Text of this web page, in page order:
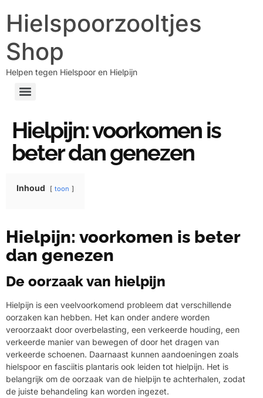
Hielspoorzooltjes
Shop
Helpen tegen Hielspoor en Hielpijn
Hielpijn: voorkomen is
beter dan genezen
Inhoud toon
Hielpijn: voorkomen is beter
dan genezen
De oorzaak van hielpijn
Hielpijn is een veelvoorkomend probleem dat verschillende
oorzaken kan hebben. Het kan onder andere worden
veroorzaakt door overbelasting, een verkeerde houding, een
verkeerde manier van bewegen of door het dragen van
verkeerde schoenen. Daarnaast kunnen aandoeningen zoals
hielspoor en fasciitis plantaris ook leiden tot hielpijn. Het is
belangrijk om de oorzaak van de hielpijn te achterhalen, zodat
de juiste behandeling kan worden ingezet.